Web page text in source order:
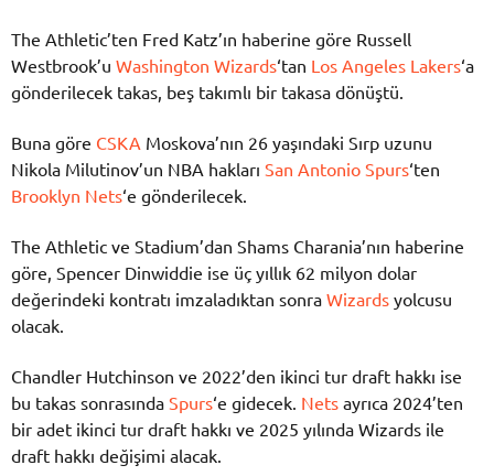
The Athletic’ten Fred Katz’ın haberine göre Russell
Westbrook’u Washington Wizards‘tan Los Angeles Lakers‘a
gönderilecek takas, beş takımlı bir takasa dönüştü.
Buna göre CSKA Moskova’nın 26 yaşındaki Sırp uzunu
Nikola Milutinov’un NBA hakları San Antonio Spurs‘ten
Brooklyn Nets‘e gönderilecek.
The Athletic ve Stadium’dan Shams Charania’nın haberine
göre, Spencer Dinwiddie ise üç yıllık 62 milyon dolar
değerindeki kontratı imzaladıktan sonra Wizards yolcusu
olacak.
Chandler Hutchinson ve 2022’den ikinci tur draft hakkı ise
bu takas sonrasında Spurs‘e gidecek. Nets ayrıca 2024’ten
bir adet ikinci tur draft hakkı ve 2025 yılında Wizards ile
draft hakkı değişimi alacak.